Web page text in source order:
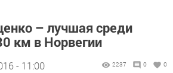
– лучшая среди
км в Норвегии
- 11:00 2237 0 0